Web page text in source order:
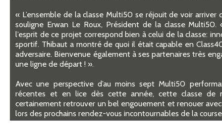
« L’ensemble de la classe Multi50 se réjouit de voir arriver
souligne Erwan Le Roux, Président de la classe
l’esprit de ce projet correspond bien à celui de la classe:
sportif. Thibaut a montré de quoi il était capable en
adversaire. Bienvenue également à ses partenaires très
une ligne de départ ! ».
Avec une perspective d’au moins sept Multi50
récentes et en lice dès cette année, cette classe de
certainement retrouver un bel engouement et renouer
lors des prochains rendez-vous incontournables de la